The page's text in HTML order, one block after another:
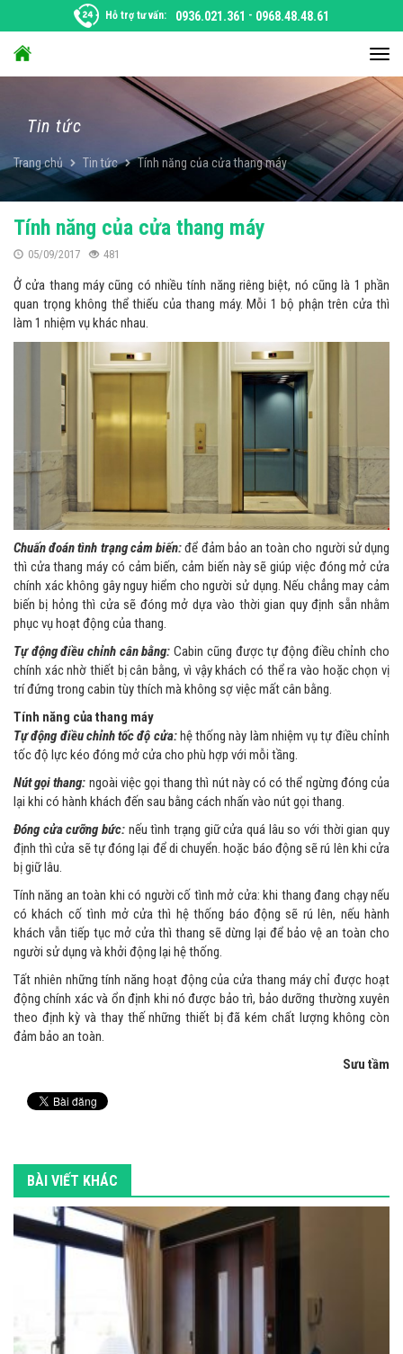
dung
Hỗ trợ tư vấn: 0936.021.361 - 0968.48.48.61
đổi
điều
Tin tức
Trang chủ Tin tức Tính năng của cửa thang máy
Tính năng của cửa thang máy
05/09/2017 481
Ở cửa thang máy cũng có nhiều tính năng riêng biệt, nó cũng là 1 phần
quan trọng không thể thiếu của thang máy. Mỗi 1 bộ phận trên cửa thì
làm 1 nhiệm vụ khác nhau.
Chuấn đoán tình trạng cảm biến:để đảm bảo an toàn cho người sử dụng
thì cửa thang máy có cảm biến, cảm biến này sẽ giúp việc đóng mở cửa
chính xác không gây nguy hiểm cho người sử dụng. Nếu chẳng may cảm
biến bị hỏng thì cửa sẽ đóng mở dựa vào thời gian quy định sẵn nhằm
phục vụ hoạt động của thang.
Tự động điều chỉnh cân bằng: Cabin cũng được tự động điều chỉnh cho
chính xác nhờ thiết bị cân bằng, vì vậy khách có thể ra vào hoặc chọn vị
trí đứng trong cabin tùy thích mà không sợ việc mất cân bằng.
Tính năng của thang máy
Tự động điều chỉnh tốc độ cửa:hệ thống này làm nhiệm vụ tự điều chỉnh
tốc độ lực kéo đóng mở cửa cho phù hợp với mỗi tầng.
Nút gọi thang: ngoài việc gọi thang thì nút này có có thể ngừng đóng của
lại khi có hành khách đến sau bằng cách nhấn vào nút gọi thang.
Đóng cửa cưỡng bức: nếu tình trạng giữ cửa quá lâu so với thời gian quy
định thì cửa sẽ tự đóng lại để di chuyển. hoặc báo động sẽ rú lên khi cửa
bị giữ lâu.
Tính năng an toàn khi có người cố tình mở cửa: khi thang đang chạy nếu
có khách cố tình mở cửa thì hệ thống báo động sẽ rú lên, nếu hành
khách vẫn tiếp tục mở cửa thì thang sẽ dừng lại để bảo vệ an toàn cho
người sử dụng và khởi động lại hệ thống.
Tất nhiên những tính năng hoạt động của cửa thang máy chỉ được hoạt
động chính xác và ổn định khi nó được bảo trì, bảo dưỡng thường xuyên
theo định kỳ và thay thế những thiết bị đã kém chất lượng không còn
đảm bảo an toàn.
Sưu tầm
BÀI VIẾT KHÁC